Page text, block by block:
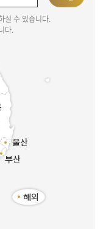
실 수 있습니다.
다.